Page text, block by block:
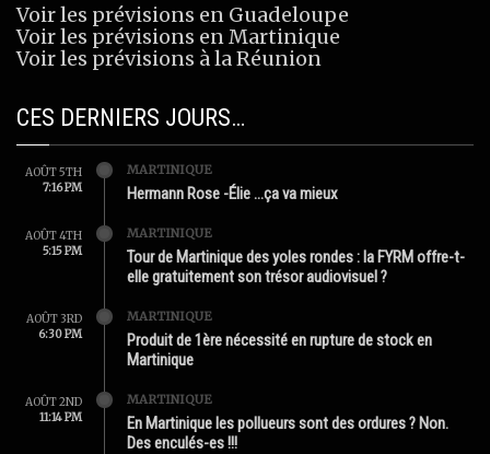
Voir les prévisions en Guadeloupe
Voir les prévisions en Martinique
Voir les prévisions à la Réunion
CES DERNIERS JOURS…
AOÛT 5TH
7:16 PM
MARTINIQUE
Hermann Rose -Élie …ça va mieux
AOÛT 4TH
5:15 PM
MARTINIQUE
Tour de Martinique des yoles rondes : la FYRM offre-t-
elle gratuitement son trésor audiovisuel ?
AOÛT 3RD
6:30 PM
MARTINIQUE
Produit de 1ère nécessité en rupture de stock en
Martinique
AOÛT 2ND
11:14 PM
MARTINIQUE
En Martinique les pollueurs sont des ordures ? Non.
Des enculés-es !!!